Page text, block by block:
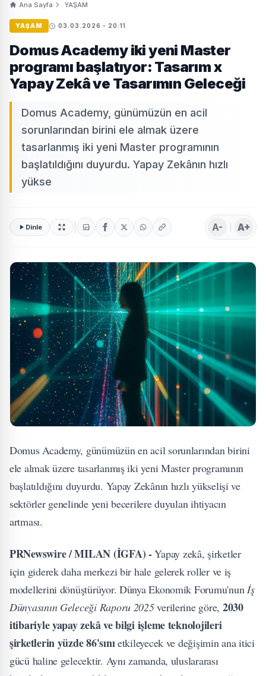
Ana Sayfa YAŞAM
YAŞAM 03.03.2026 - 20:11
Domus Academy iki yeni Master
programı başlatıyor: Tasarım x
Yapay Zekâ ve Tasarımın Geleceği
Domus Academy, günümüzün en acil
sorunlarından birini ele almak üzere
tasarlanmış iki yeni Master programının
başlatıldığını duyurdu. Yapay Zekânın hızlı
yükse
Dinle A- A+
Domus Academy, günümüzün en acil sorunlarından birini
ele almak üzere tasarlanmış iki yeni Master programının
başlatıldığını duyurdu. Yapay Zekânın hızlı yükselişi ve
sektörler genelinde yeni becerilere duyulan ihtiyacın
artması.
PRNewswire / MILAN (İGFA) -Yapay zekâ, şirketler
için giderek daha merkezi bir hale gelerek roller ve iş
modellerini dönüştürüyor. Dünya Ekonomik Forumu'nunİş
Dünyasının Geleceği Raporu 2025verilerine göre, 2030
itibariyle yapay zekâ ve bilgi işleme teknolojileri
şirketlerin yüzde 86'sınıetkileyecek ve değişimin ana itici
gücü haline gelecektir. Aynı zamanda, uluslararası